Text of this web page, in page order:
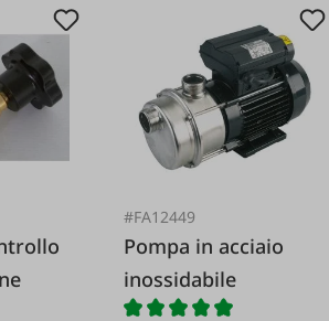
198571~125506~1255
06~ Martello a
batteria KH 18 LTX 24
sciolto"
#FA12449
Pompa in acciaio
inossidabile